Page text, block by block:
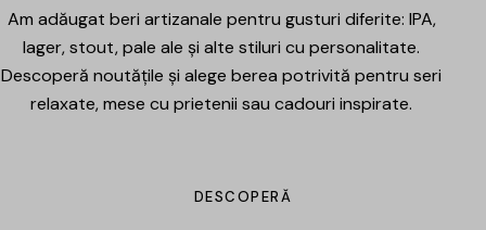
Am adăugat beri artizanale pentru gusturi diferite: IPA,
lager, stout, pale ale și alte stiluri cu personalitate.
Descoperă noutățile și alege berea potrivită pentru seri
relaxate, mese cu prietenii sau cadouri inspirate.
DESCOPERĂ